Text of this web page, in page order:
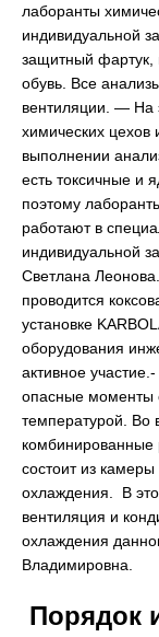
лаборанты
индивидуальной
защитный фартук,
обувь. Все
вентиляции. — На
химических цехов
выполнении
есть токсичные и
поэтому
работают в
индивидуальной
Светлана Леонова.
проводится
установке
оборудования
активное
опасные моменты
температурой. Во
комбинированные
состоит из
охлаждения. В
вентиляция и
охлаждения
Владимировна.
Порядок